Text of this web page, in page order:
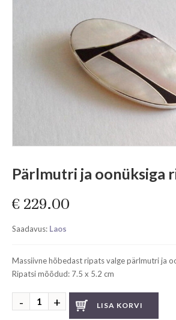
Pärlmutri ja oonüksiga
€ 229.00
Saadavus: Laos
Massiivne hõbedast ripats valge pärlmutri ja
Ripatsi mõõdud: 7.5 x 5.2 cm
Pärlmutri
ja
LISA KORVI